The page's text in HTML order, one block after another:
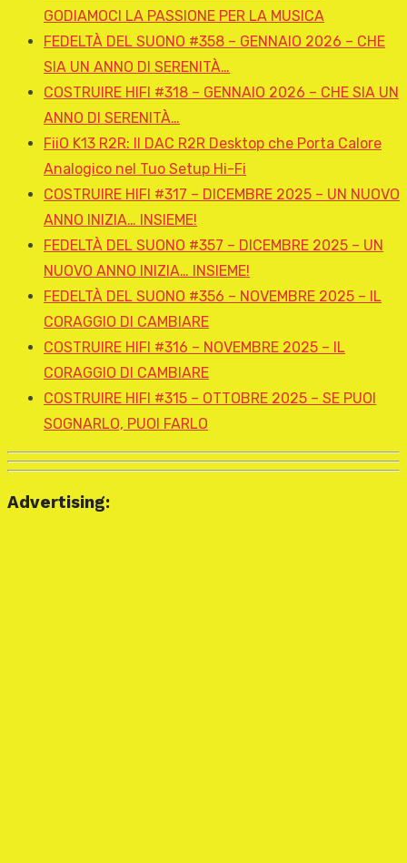
GODIAMOCI LA PASSIONE PER LA MUSICA
FEDELTÀ DEL SUONO #358 – GENNAIO 2026 – CHE
SIA UN ANNO DI SERENITÀ…
COSTRUIRE HIFI #318 – GENNAIO 2026 – CHE SIA UN
ANNO DI SERENITÀ…
FiiO K13 R2R: Il DAC R2R Desktop che Porta Calore
Analogico nel Tuo Setup Hi-Fi
COSTRUIRE HIFI #317 – DICEMBRE 2025 – UN NUOVO
ANNO INIZIA… INSIEME!
FEDELTÀ DEL SUONO #357 – DICEMBRE 2025 – UN
NUOVO ANNO INIZIA… INSIEME!
FEDELTÀ DEL SUONO #356 – NOVEMBRE 2025 – IL
CORAGGIO DI CAMBIARE
COSTRUIRE HIFI #316 – NOVEMBRE 2025 – IL
CORAGGIO DI CAMBIARE
COSTRUIRE HIFI #315 – OTTOBRE 2025 – SE PUOI
SOGNARLO, PUOI FARLO
Advertising: